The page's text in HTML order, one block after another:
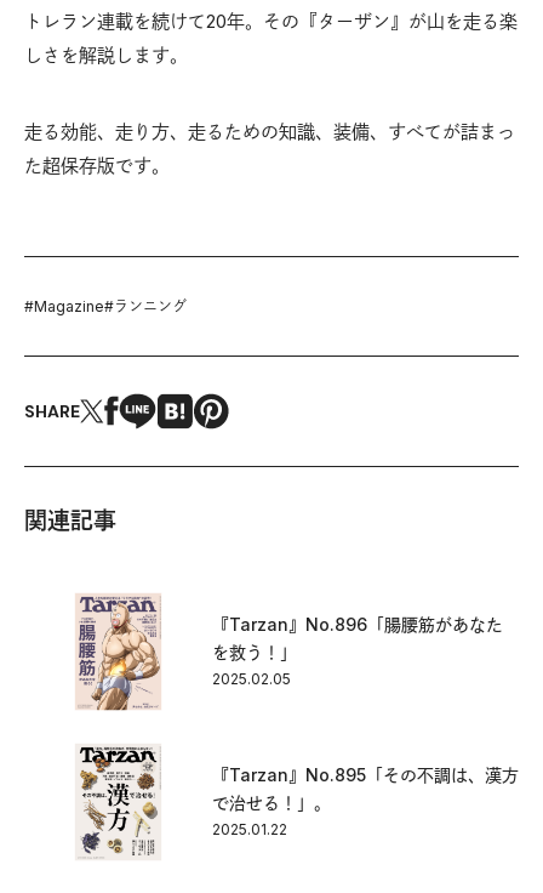
トレラン連載を続けて20年。その『ターザン』が山を走る楽
しさを解説します。
走る効能、走り方、走るための知識、装備、すべてが詰まっ
た超保存版です。
#Magazine#ランニング
SHARE
関連記事
『Tarzan』No.896「腸腰筋があなた
を救う！」
2025.02.05
『Tarzan』No.895「その不調は、漢方
で治せる！」。
2025.01.22